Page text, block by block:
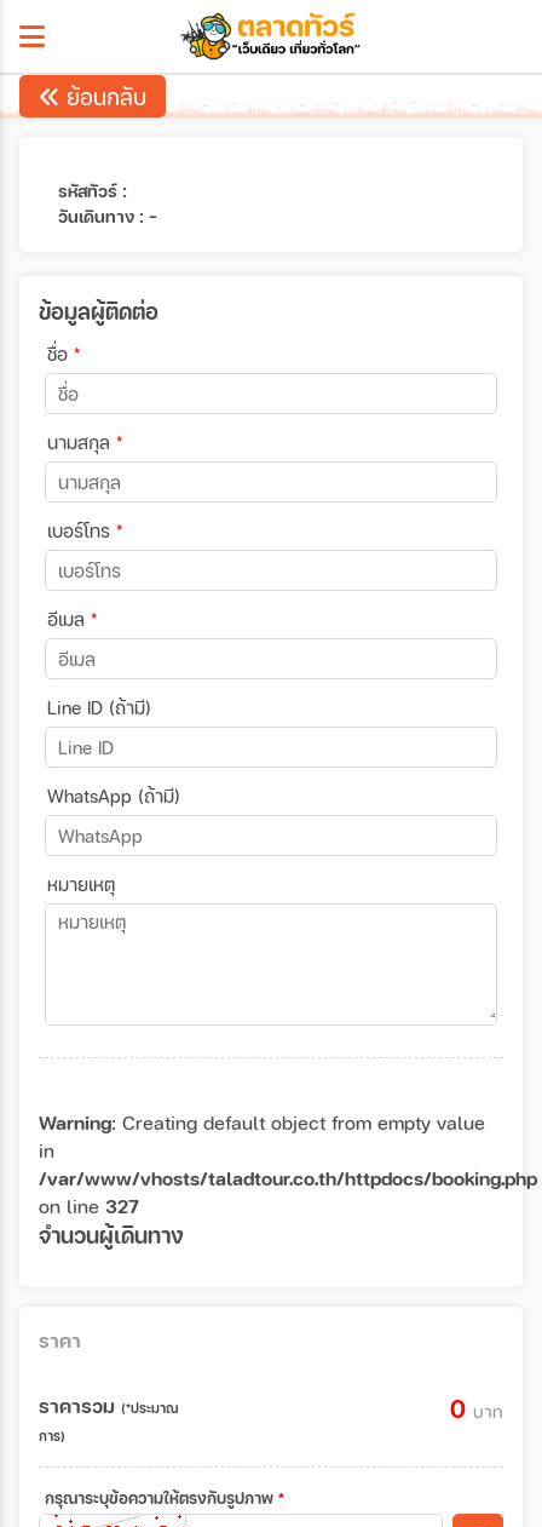
ย้อนกลับ
รหัสทัวร์ :
วันเดินทาง : -
ข้อมูลผู้ติดต่อ
ชื่อ *
นามสกุล *
เบอร์โทร *
อีเมล *
Line ID (ถ้ามี)
WhatsApp (ถ้ามี)
หมายเหตุ
Warning: Creating default object from empty value
in
/var/www/vhosts/taladtour.co.th/httpdocs/booking.php
on line 327
จำนวนผู้เดินทาง
ราคา
ราคารวม (*ประมาณ
การ)
0 บาท
กรุณาระบุข้อความให้ตรงกับรูปภาพ *